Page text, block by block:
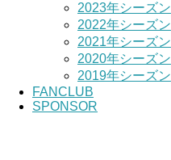
2023年シーズン
2022年シーズン
2021年シーズン
2020年シーズン
2019年シーズン
FANCLUB
SPONSOR